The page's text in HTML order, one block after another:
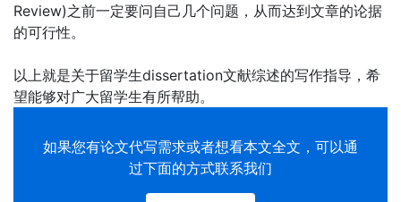
Review)之前一定要问自己几个问题，从而达到文章的论据
的可行性。
以上就是关于留学生dissertation文献综述的写作指导，希
望能够对广大留学生有所帮助。
如果您有论文代写需求或者想看本文全文，可以通
过下面的方式联系我们